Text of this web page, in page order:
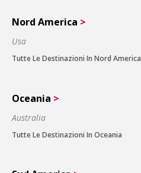
Nord America >
Usa
Tutte Le Destinazioni In Nord America
Oceania >
Australia
Tutte Le Destinazioni In Oceania